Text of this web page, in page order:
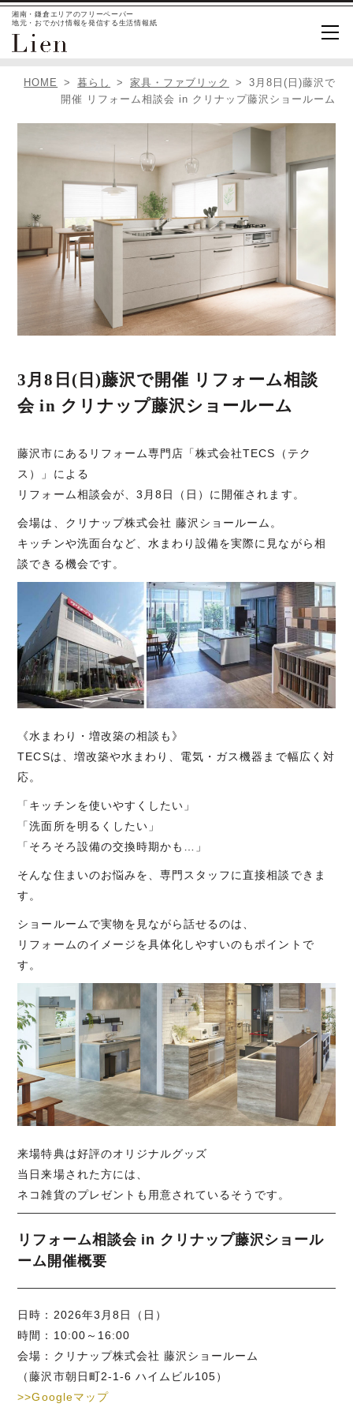
湘南・鎌倉エリアのフリーペーパー
地元・おでかけ情報を発信する生活情報紙
HOME 暮らし 家具・ファブリック
3月8日(日)藤沢で
開催 リフォーム相談会 in クリナップ藤沢ショールーム
3月8日(日)藤沢で開催 リフォーム相談
会 in クリナップ藤沢ショールーム
藤沢市にあるリフォーム専門店「株式会社TECS（テク
ス）」による
リフォーム相談会が、3月8日（日）に開催されます。
会場は、クリナップ株式会社 藤沢ショールーム。
キッチンや洗面台など、水まわり設備を実際に見ながら相
談できる機会です。
《水まわり・増改築の相談も》
TECSは、増改築や水まわり、電気・ガス機器まで幅広く対
応。
「キッチンを使いやすくしたい」
「洗面所を明るくしたい」
「そろそろ設備の交換時期かも…」
そんな住まいのお悩みを、専門スタッフに直接相談できま
す。
ショールームで実物を見ながら話せるのは、
リフォームのイメージを具体化しやすいのもポイントで
す。
来場特典は好評のオリジナルグッズ
当日来場された方には、
ネコ雑貨のプレゼントも用意されているそうです。
リフォーム相談会 in クリナップ藤沢ショール
ーム開催概要
日時：2026年3月8日（日）
時間：10:00～16:00
会場：クリナップ株式会社 藤沢ショールーム
（藤沢市朝日町2-1-6 ハイムビル105）
>>Googleマップ